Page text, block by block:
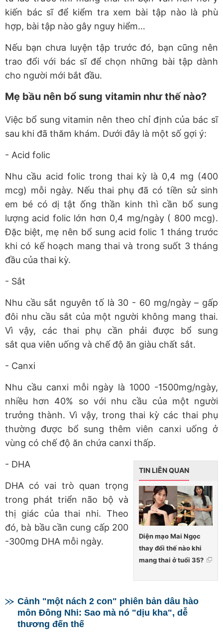
kiến bác sĩ để kiểm tra xem bài tập nào là phù
hợp, bài tập nào gây nguy hiểm…
Nếu bạn chưa luyện tập trước đó, bạn cũng nên
trao đổi với bác sĩ để chọn những bài tập dành
cho người mới bắt đầu.
Mẹ bầu nên bổ sung vitamin như thế nào?
Việc bổ sung vitamin nên theo chỉ định của bác sĩ
sau khi đã thăm khám. Dưới đây là một số gợi ý:
- Acid folic
Nhu cầu acid folic trong thai kỳ là 0,4 mg (400
mcg) mỗi ngày. Nếu thai phụ đã có tiền sử sinh
em bé có dị tật ống thần kinh thì cần bổ sung
lượng acid folic lớn hơn 0,4 mg/ngày ( 800 mcg).
Đặc biệt, mẹ nên bổ sung acid folic 1 tháng trước
khi có kế hoạch mang thai và trong suốt 3 tháng
đầu của thai kỳ.
- Sắt
Nhu cầu sắt nguyên tố là 30 - 60 mg/ngày – gấp
đôi nhu cầu sắt của một người không mang thai.
Vì vậy, các thai phụ cần phải được bổ sung
sắt qua viên uống và chế độ ăn giàu chất sắt.
- Canxi
Nhu cầu canxi mỗi ngày là 1000 -1500mg/ngày,
nhiều hơn 40% so với nhu cầu của một người
trưởng thành. Vì vậy, trong thai kỳ các thai phụ
thường được bổ sung thêm viên canxi uống ở
vùng có chế độ ăn chứa canxi thấp.
TIN LIÊN QUAN
Diện mạo Mai Ngọc
thay đổi thế nào khi
mang thai ở tuổi 35?
- DHA
DHA có vai trò quan trọng
trong phát triển não bộ và
thị giác của thai nhi. Theo
đó, bà bầu cần cung cấp 200
-300mg DHA mỗi ngày.
Cảnh "một nách 2 con" phiên bản dâu hào
môn Đông Nhi: Sao mà nó "dịu kha", dễ
thương đến thế